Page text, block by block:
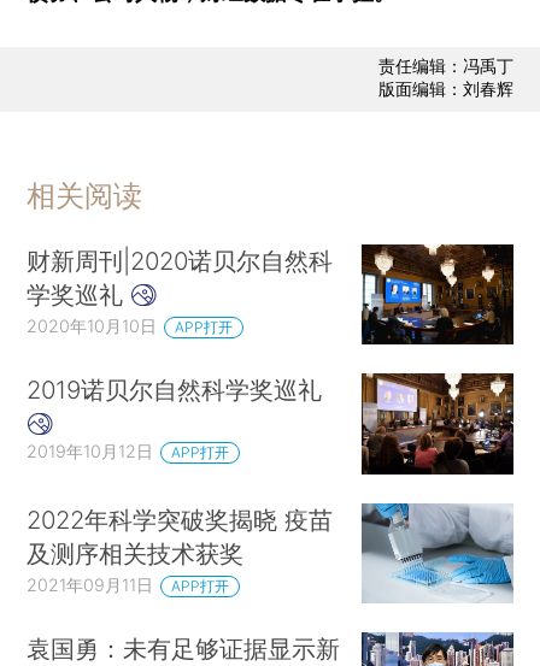
责任编辑：冯禹丁
版面编辑：刘春辉
相关阅读
财新周刊|2020诺贝尔自然科
学奖巡礼
2020年10月10日 APP打开
2019诺贝尔自然科学奖巡礼
2019年10月12日 APP打开
2022年科学突破奖揭晓 疫苗
及测序相关技术获奖
2021年09月11日 APP打开
袁国勇：未有足够证据显示新